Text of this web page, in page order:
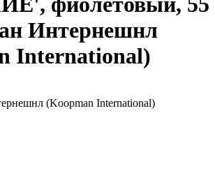
Интернешнл
International)
(Koopman International)